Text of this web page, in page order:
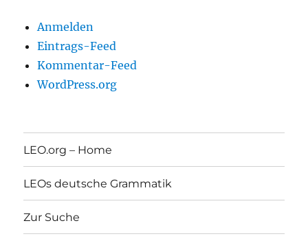
Anmelden
Eintrags-Feed
Kommentar-Feed
WordPress.org
LEO.org – Home
LEOs deutsche Grammatik
Zur Suche